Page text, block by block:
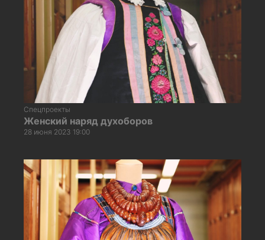
Спецпроекты
Женский наряд духоборов
28 июня 2023 19:00